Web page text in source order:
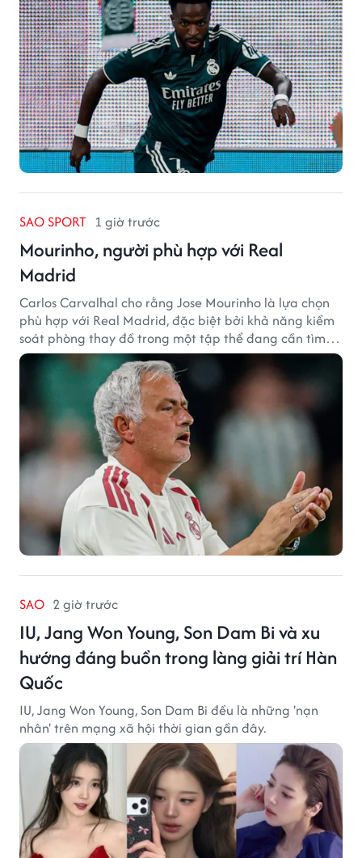
SAO SPORT 1 giờ trước
Mourinho, người phù hợp với Real
Madrid
Carlos Carvalhal cho rằng Jose Mourinho là lựa chọn
phù hợp với Real Madrid, đặc biệt bởi khả năng kiểm
soát phòng thay đồ trong một tập thể đang cần tìm
lại sự ổn định.
SAO 2 giờ trước
IU, Jang Won Young, Son Dam Bi và xu
hướng đáng buồn trong làng giải trí Hàn
Quốc
IU, Jang Won Young, Son Dam Bi đều là những 'nạn
nhân' trên mạng xã hội thời gian gần đây.